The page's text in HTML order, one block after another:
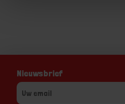
Nieuwsbrief